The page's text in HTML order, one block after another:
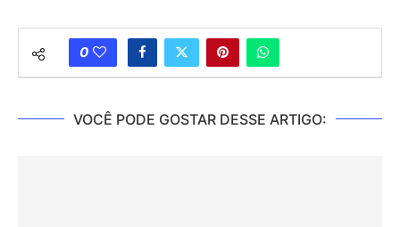
0
VOCÊ PODE GOSTAR DESSE ARTIGO: